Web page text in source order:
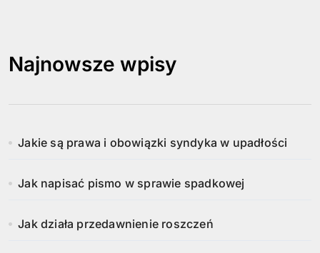
Najnowsze wpisy
Jakie są prawa i obowiązki syndyka w upadłości
Jak napisać pismo w sprawie spadkowej
Jak działa przedawnienie roszczeń